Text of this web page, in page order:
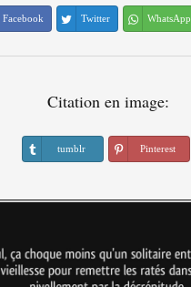
Facebook Twitter WhatsApp
Citation en image:
tumblr Pinterest